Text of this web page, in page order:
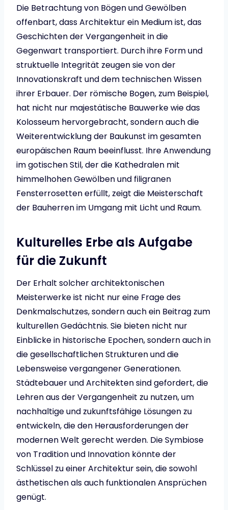
Die Betrachtung von Bögen und Gewölben
offenbart, dass Architektur ein Medium ist, das
Geschichten der Vergangenheit in die
Gegenwart transportiert. Durch ihre Form und
struktuelle Integrität zeugen sie von der
Innovationskraft und dem technischen Wissen
ihrer Erbauer. Der römische Bogen, zum Beispiel,
hat nicht nur majestätische Bauwerke wie das
Kolosseum hervorgebracht, sondern auch die
Weiterentwicklung der Baukunst im gesamten
europäischen Raum beeinflusst. Ihre Anwendung
im gotischen Stil, der die Kathedralen mit
himmelhohen Gewölben und filigranen
Fensterrosetten erfüllt, zeigt die Meisterschaft
der Bauherren im Umgang mit Licht und Raum.
Kulturelles Erbe als Aufgabe
für die Zukunft
Der Erhalt solcher architektonischen
Meisterwerke ist nicht nur eine Frage des
Denkmalschutzes, sondern auch ein Beitrag zum
kulturellen Gedächtnis. Sie bieten nicht nur
Einblicke in historische Epochen, sondern auch in
die gesellschaftlichen Strukturen und die
Lebensweise vergangener Generationen.
Städtebauer und Architekten sind gefordert, die
Lehren aus der Vergangenheit zu nutzen, um
nachhaltige und zukunftsfähige Lösungen zu
entwickeln, die den Herausforderungen der
modernen Welt gerecht werden. Die Symbiose
von Tradition und Innovation könnte der
Schlüssel zu einer Architektur sein, die sowohl
ästhetischen als auch funktionalen Ansprüchen
genügt.